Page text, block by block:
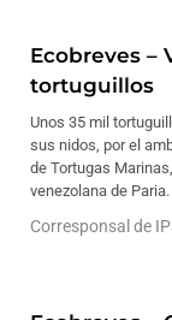
Ecobreves –
tortuguillos
Unos 35 mil
sus nidos, por el
de Tortugas
venezolana de Paria.
Corresponsal de